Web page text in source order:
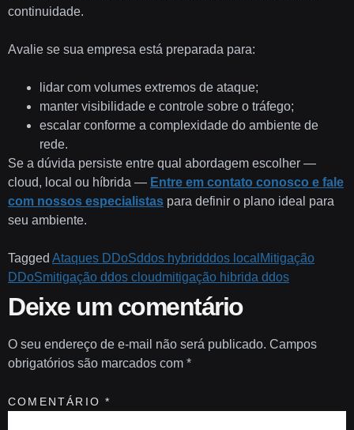
continuidade.
Avalie se sua empresa está preparada para:
lidar com volumes extremos de ataque;
manter visibilidade e controle sobre o tráfego;
escalar conforme a complexidade do ambiente de
rede.
Se a dúvida persiste entre qual abordagem escolher —
cloud, local ou híbrida — Entre em contato conosco e fale
com nossos especialistas para definir o plano ideal para
seu ambiente.
Tagged Ataques DDoSddos hybridddos local Mitigação
DDoSmitigação ddos cloudmitigação hibrida ddos
Deixe um comentário
O seu endereço de e-mail não será publicado. Campos
obrigatórios são marcados com *
COMENTÁRIO*